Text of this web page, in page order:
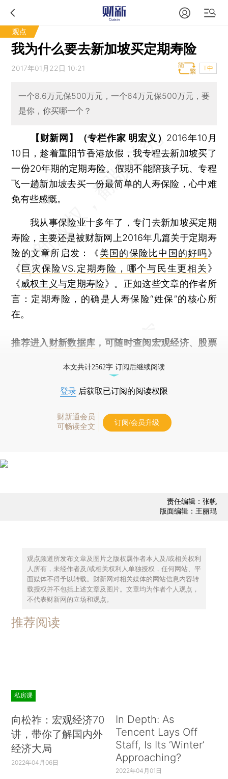
观点
我为什么要去新加坡买定期寿险
2017年01月22日 10:21 T中
一个8.6万元保500万元，一个64万元保500万元，要
是你，你买哪一个？
【财新网】（专栏作家 明宏义） 2016年10月
10日，趁着重阳节香港放假，我专程去新加坡买了
一份20年期的定期寿险。假期不能陪孩子玩、专程
飞一趟新加坡去买一份最简单的人寿保险，心中难
免有些感慨。
我从事保险业十多年了，专门去新加坡买定期
寿险，主要还是被财新网上2016年几篇关于定期寿
险的文章所启发：《美国的保险比中国的好吗》
《巨灾保险VS.定期寿险，哪个与民生更相关》
《威权主义与定期寿险》。正如这些文章的作者所
言：定期寿险，的确是人寿保险“姓保”的核心所
在。
推荐进入 财新数据库 ，可随时查阅宏观经济、股票
本文共计2562字 订阅后继续阅读
登录 后获取已订阅的阅读权限
财新通会员
可畅读全文
订阅/会员升级
责任编辑：张帆
版面编辑：王丽琨
观点频道所发布文章及图片之版权属作者本人及/或相关权利
人所有，未经作者及/或相关权利人单独授权，任何网站、平
面媒体不得予以转载。财新网对相关媒体的网站信息内容转
载授权并不包括上述文章及图片。文章均为作者个人观点，
不代表财新网的立场和观点。
推荐阅读
私房课
向松祚：宏观经济70
讲，带你了解国内外
经济大局
2022年04月06日
In Depth: As
Tencent Lays Off
Staff, Is Its ‘Winter’
Approaching?
2022年04月01日